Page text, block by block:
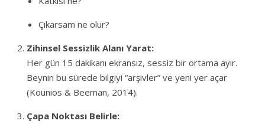
Çıkarsam ne olur?
Zihinsel Sessizlik Alanı Yarat:
Her gün 15 dakikanı ekransız, sessiz bir ortama ayır.
Beynin bu sürede bilgiyi “arşivler” ve yeni yer açar
(Kounios & Beeman, 2014).
Çapa Noktası Belirle: